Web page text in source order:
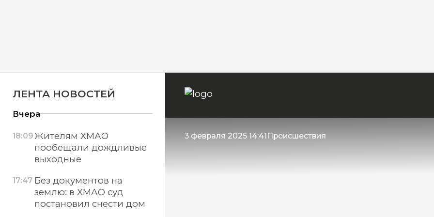
3 февраля 2025 14:41 Происшествия
ЛЕНТА НОВОСТЕЙ
Вчера
18:09Жителям ХМАО
пообещали дождливые
выходные
17:47 Без документов на
землю: в ХМАО суд
постановил снести дом